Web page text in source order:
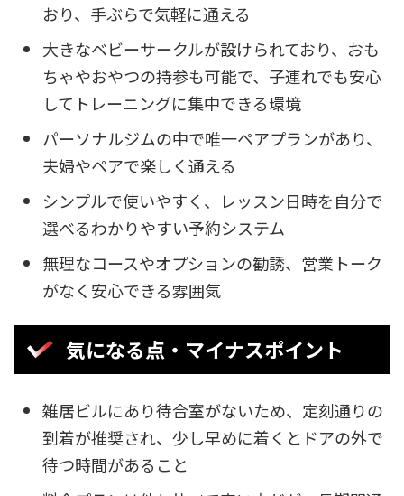
おり、手ぶらで気軽に通える
大きなベビーサークルが設けられており、おも
ちゃやおやつの持参も可能で、子連れでも安心
してトレーニングに集中できる環境
パーソナルジムの中で唯一ペアプランがあり、
夫婦やペアで楽しく通える
シンプルで使いやすく、レッスン日時を自分で
選べるわかりやすい予約システム
無理なコースやオプションの勧誘、営業トーク
がなく安心できる雰囲気
気になる点・マイナスポイント
雑居ビルにあり待合室がないため、定刻通りの
到着が推奨され、少し早めに着くとドアの外で
待つ時間があること